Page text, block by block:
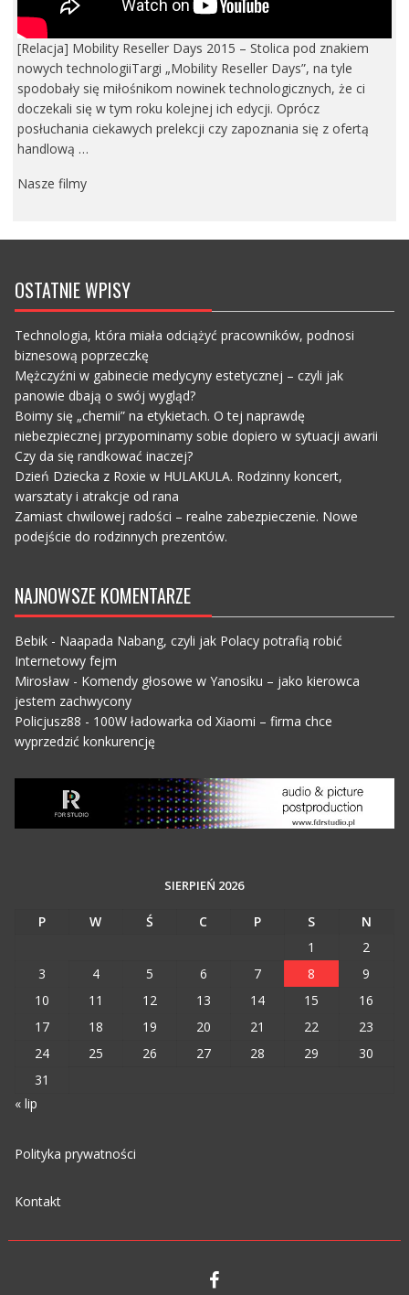
[Relacja] Mobility Reseller Days 2015 – Stolica pod znakiem
nowych technologiiTargi „Mobility Reseller Days”, na tyle
spodobały się miłośnikom nowinek technologicznych, że ci
doczekali się w tym roku kolejnej ich edycji. Oprócz
posłuchania ciekawych prelekcji czy zapoznania się z ofertą
handlową …
Nasze filmy
OSTATNIE WPISY
Technologia, która miała odciążyć pracowników, podnosi
biznesową poprzeczkę
Mężczyźni w gabinecie medycyny estetycznej – czyli jak
panowie dbają o swój wygląd?
Boimy się „chemii” na etykietach. O tej naprawdę
niebezpiecznej przypominamy sobie dopiero w sytuacji awarii
Czy da się randkować inaczej?
Dzień Dziecka z Roxie w HULAKULA. Rodzinny koncert,
warsztaty i atrakcje od rana
Zamiast chwilowej radości – realne zabezpieczenie. Nowe
podejście do rodzinnych prezentów.
NAJNOWSZE KOMENTARZE
Bebik- Naapada Nabang, czyli jak Polacy potrafią robić
Internetowy fejm
Mirosław- Komendy głosowe w Yanosiku – jako kierowca
jestem zachwycony
Policjusz88 - 100W ładowarka od Xiaomi – firma chce
wyprzedzić konkurencję
SIERPIEŃ 2026
P W Ś C P S
N
1
2
3
4 5 6 7 8
9
10
11 12 13 14 15
16
17
18 19 20 21 22
23
24
25 26 27 28 29
30
31
« lip
Polityka prywatności
Kontakt